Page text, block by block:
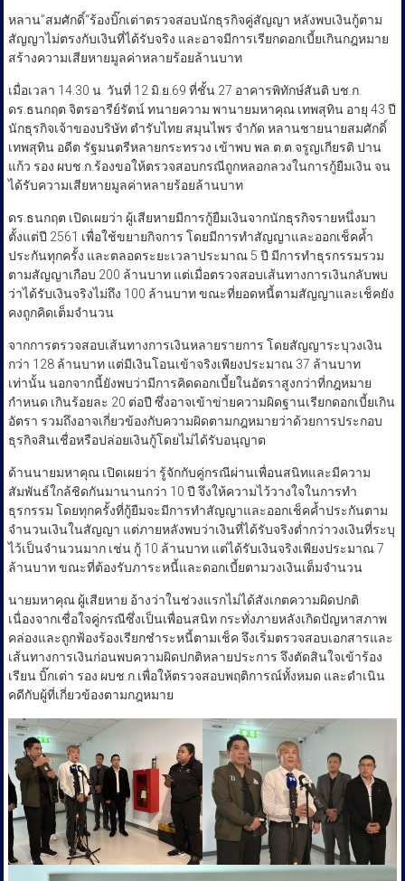
หลาน”สมศักดิ์“ร้องบิ๊กเต่าตรวจสอบนักธุรกิจคู่สัญญา หลังพบเงินกู้ตาม
สัญญาไม่ตรงกับเงินที่ได้รับจริง และอาจมีการเรียกดอกเบี้ยเกินกฎหมาย
สร้างความเสียหายมูลค่าหลายร้อยล้านบาท
เมื่อเวลา 14.30 น. วันที่ 12 มิ.ย.69 ที่ชั้น 27 อาคารพิทักษ์สันติ บช.ก.
ดร.ธนกฤต จิตรอารีย์รัตน์ ทนายความ พานายมหาคุณ เทพสุทิน อายุ 43 ปี
นักธุรกิจเจ้าของบริษัท ตำรับไทย สมุนไพร จำกัด หลานชายนายสมศักดิ์
เทพสุทิน อดีต รัฐมนตรีหลายกระทรวง เข้าพบ พล.ต.ต.จรูญเกียรติ ปาน
แก้ว รอง ผบช.ก.ร้องขอให้ตรวจสอบกรณีถูกหลอกลวงในการกู้ยืมเงิน จน
ได้รับความเสียหายมูลค่าหลายร้อยล้านบาท
ดร.ธนกฤต เปิดเผยว่า ผู้เสียหายมีการกู้ยืมเงินจากนักธุรกิจรายหนึ่งมา
ตั้งแต่ปี 2561 เพื่อใช้ขยายกิจการ โดยมีการทำสัญญาและออกเช็คค้ำ
ประกันทุกครั้ง และตลอดระยะเวลาประมาณ 5 ปี มีการทำธุรกรรมรวม
ตามสัญญาเกือบ 200 ล้านบาท แต่เมื่อตรวจสอบเส้นทางการเงินกลับพบ
ว่าได้รับเงินจริงไม่ถึง 100 ล้านบาท ขณะที่ยอดหนี้ตามสัญญาและเช็คยัง
คงถูกคิดเต็มจำนวน
จากการตรวจสอบเส้นทางการเงินหลายรายการ โดยสัญญาระบุวงเงิน
กว่า 128 ล้านบาท แต่มีเงินโอนเข้าจริงเพียงประมาณ 37 ล้านบาท
เท่านั้น นอกจากนี้ยังพบว่ามีการคิดดอกเบี้ยในอัตราสูงกว่าที่กฎหมาย
กำหนด เกินร้อยละ 20 ต่อปี ซึ่งอาจเข้าข่ายความผิดฐานเรียกดอกเบี้ยเกิน
อัตรา รวมถึงอาจเกี่ยวข้องกับความผิดตามกฎหมายว่าด้วยการประกอบ
ธุรกิจสินเชื่อหรือปล่อยเงินกู้โดยไม่ได้รับอนุญาต
ด้านนายมหาคุณ เปิดเผยว่า รู้จักกับคู่กรณีผ่านเพื่อนสนิทและมีความ
สัมพันธ์ใกล้ชิดกันมานานกว่า 10 ปี จึงให้ความไว้วางใจในการทำ
ธุรกรรม โดยทุกครั้งที่กู้ยืมจะมีการทำสัญญาและออกเช็คค้ำประกันตาม
จำนวนเงินในสัญญา แต่ภายหลังพบว่าเงินที่ได้รับจริงต่ำกว่าวงเงินที่ระบุ
ไว้เป็นจำนวนมาก เช่น กู้ 10 ล้านบาท แต่ได้รับเงินจริงเพียงประมาณ 7
ล้านบาท ขณะที่ต้องรับภาระหนี้และดอกเบี้ยตามวงเงินเต็มจำนวน
นายมหาคุณ ผู้เสียหาย อ้างว่าในช่วงแรกไม่ได้สังเกตความผิดปกติ
เนื่องจากเชื่อใจคู่กรณีซึ่งเป็นเพื่อนสนิท กระทั่งภายหลังเกิดปัญหาสภาพ
คล่องและถูกฟ้องร้องเรียกชำระหนี้ตามเช็ค จึงเริ่มตรวจสอบเอกสารและ
เส้นทางการเงินก่อนพบความผิดปกติหลายประการ จึงตัดสินใจเข้าร้อง
เรียน บิ๊กเต่า รอง ผบช.ก.เพื่อให้ตรวจสอบพฤติการณ์ทั้งหมด และดำเนิน
คดีกับผู้ที่เกี่ยวข้องตามกฎหมาย